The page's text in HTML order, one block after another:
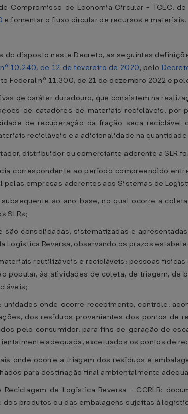
Compromisso de Economia Circular - TCEC,
e fomentar o fluxo circular de recursos e materiais.
do disposto neste Decreto, as seguintes
10.240, de 12 de fevereiro de 2020, pelo
Federal nº 11.300, de 21 de dezembro 2022 e
de caráter duradouro, que consistem na
de catadores de materiais recicláveis,
de recuperação da fração seca
recicláveis e a adicionalidade na
distribuidor ou comerciante aderente a SLR
correspondente ao período compreendido
empresas aderentes aos Sistemas de
ao ano-base, no qual ocorre a
SLRs;
são consolidadas, sistematizadas e
Logística Reversa, observando os prazos
reutilizáveis e recicláveis: pessoas
popular, às atividades de coleta, de triagem,
onde ocorre recebimento, controle,
dos resíduos provenientes dos pontos
pelo consumidor, para fins de geração de
adequada, excetuados os pontos de
onde ocorre a triagem dos resíduos e
para destinação final ambientalmente
de Logística Reversa - CCRLR:
produtos ou das embalagens sujeitas à